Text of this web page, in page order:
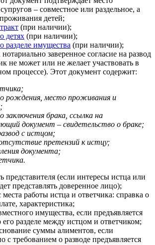
– совместное или раздельное, а
детей;
(при наличии);
детях (при наличии);
разделе имущества (при наличии);
заверенное согласие на развод
не может или не желает участвовать в
процессе). Этот документ содержит:
рождения, место проживания и
заключения брака, ссылка на
документ – свидетельство о браке;
с истцом;
претензий к истцу;
документа;
представителя (если интересы истца или
представлять доверенное лицо);
работы истца и ответчика: справка о
характеристика;
имущества, если предъявляется
его разделе между истцом и ответчиком;
суммы алиментов, если
с требованием о разводе предъявляется